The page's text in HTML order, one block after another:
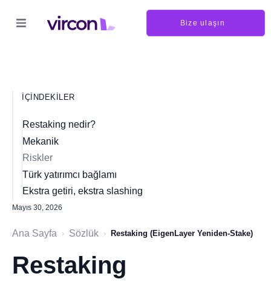
Bize ulaşın
İÇINDEKILER
Restaking nedir?
Mekanik
Riskler
Türk yatırımcı bağlamı
Ekstra getiri, ekstra slashing
Mayıs 30, 2026
Ana Sayfa › Sözlük › Restaking (EigenLayer Yeniden-Stake)
Restaking